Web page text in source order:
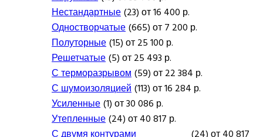
Нестандартные(23) от 16 400 р.
Одностворчатые(665) от 7 200 р.
Полуторные(15) от 25 100 р.
Решетчатые(5) от 25 493 р.
С терморазрывом(59) от 22 384 р.
С шумоизоляцией(113) от 16 284 р.
Усиленные(1) от 30 086 р.
Утепленные(24) от 40 817 р.